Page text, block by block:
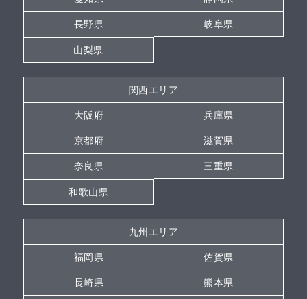
長野県 岐阜県
山梨県
関西エリア
大阪府 兵庫県
京都府 滋賀県
奈良県 三重県
和歌山県
九州エリア
福岡県 佐賀県
長崎県 熊本県